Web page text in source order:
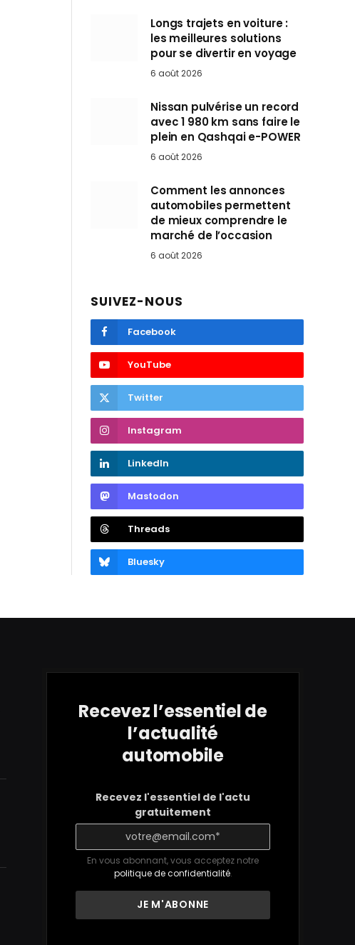
Longs trajets en voiture :
les meilleures solutions
pour se divertir en voyage
6 août 2026
Nissan pulvérise un record
avec 1 980 km sans faire le
plein en Qashqai e-POWER
6 août 2026
Comment les annonces
automobiles permettent
de mieux comprendre le
marché de l’occasion
6 août 2026
SUIVEZ-NOUS
Facebook
YouTube
Twitter
Instagram
LinkedIn
Mastodon
Threads
Bluesky
Recevez l’essentiel de
l’actualité
automobile
Recevez l'essentiel de l'actu
gratuitement
En vous abonnant, vous acceptez notre
politique de confidentialité.